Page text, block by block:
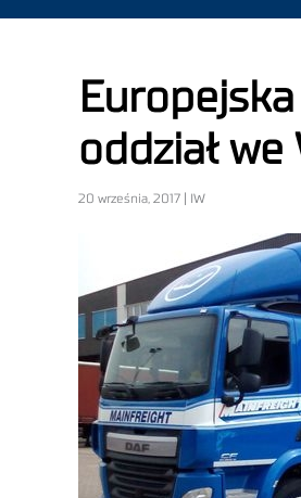
oddział we
20 września, 2017 | IW